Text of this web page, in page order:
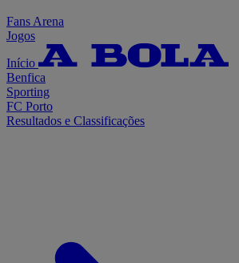
Fans Arena
Jogos
Início
Benfica
Sporting
FC Porto
Resultados e Classificações